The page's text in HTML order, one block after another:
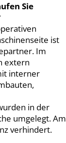
Sie
ist
Im
extern
interner
in der
umgelegt. Am
verhindert.